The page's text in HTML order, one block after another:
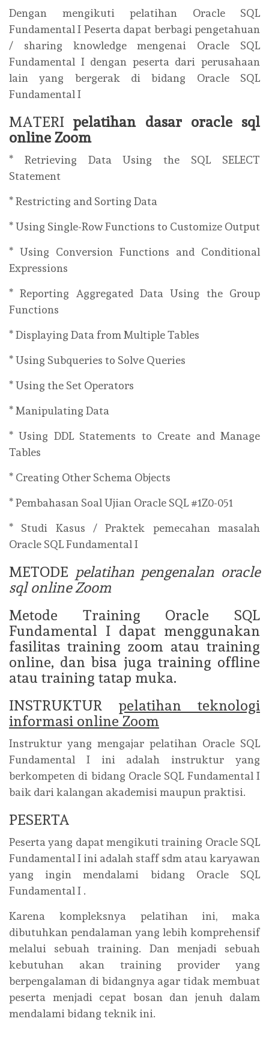
Dengan mengikuti pelatihan Oracle SQL
Fundamental I Peserta dapat berbagi pengetahuan
/ sharing knowledge mengenai Oracle SQL
Fundamental I dengan peserta dari perusahaan
lain yang bergerak di bidang Oracle SQL
Fundamental I
MATERIpelatihan dasar oracle sql
online Zoom
* Retrieving Data Using the SQL SELECT
Statement
* Restricting and Sorting Data
* Using Single-Row Functions to Customize Output
* Using Conversion Functions and Conditional
Expressions
* Reporting Aggregated Data Using the Group
Functions
* Displaying Data from Multiple Tables
* Using Subqueries to Solve Queries
* Using the Set Operators
* Manipulating Data
* Using DDL Statements to Create and Manage
Tables
* Creating Other Schema Objects
* Pembahasan Soal Ujian Oracle SQL #1Z0-051
* Studi Kasus / Praktek pemecahan masalah
Oracle SQL Fundamental I
METODE pelatihan pengenalan oracle
sql online Zoom
Metode Training Oracle SQL
Fundamental I dapat menggunakan
fasilitas training zoom atau training
online, dan bisa juga training offline
atau training tatap muka.
INSTRUKTUR pelatihan teknologi
informasi online Zoom
Instruktur yang mengajar pelatihan Oracle SQL
Fundamental I ini adalah instruktur yang
berkompeten di bidang Oracle SQL Fundamental I
baik dari kalangan akademisi maupun praktisi.
PESERTA
Peserta yang dapat mengikuti training Oracle SQL
Fundamental I ini adalah staff sdm atau karyawan
yang ingin mendalami bidang Oracle SQL
Fundamental I .
Karena kompleksnya pelatihan ini, maka
dibutuhkan pendalaman yang lebih komprehensif
melalui sebuah training. Dan menjadi sebuah
kebutuhan akan training provider yang
berpengalaman di bidangnya agar tidak membuat
peserta menjadi cepat bosan dan jenuh dalam
mendalami bidang teknik ini.